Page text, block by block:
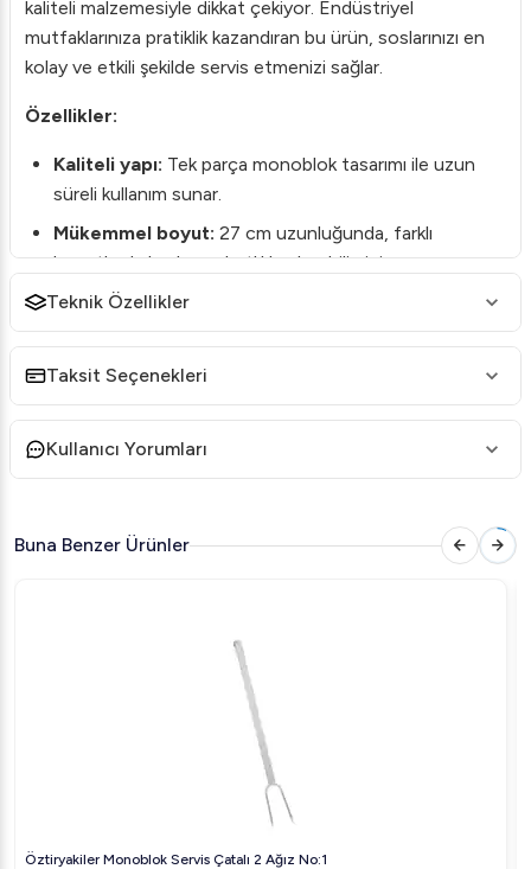
kaliteli malzemesiyle dikkat çekiyor. Endüstriyel
mutfaklarınıza pratiklik kazandıran bu ürün, soslarınızı en
kolay ve etkili şekilde servis etmenizi sağlar.
Özellikler:
Kaliteli yapı: Tek parça monoblok tasarımı ile uzun
süreli kullanım sunar.
Mükemmel boyut: 27 cm uzunluğunda, farklı
boyutlarda kaplara rahatlıkla ulaşabilirsiniz.
Ergonomik tasarım:
yandan tutuş özelliği ile konforlu bir deneyim sunar.
Kolay temizlik:Paslanmaz çelikten üretilmiş yapısı
sayesinde temizlemesi son derece basittir.
Endüstriyel mutfaklar ve profesyonel kullanıcılar için ideal
olan bu sos kaşığı, mutfakta verimliliğinizi artırmak için
ömürlü kullanımın keyfini çıkarın!
Teknik Özellikler
Taksit Seçenekleri
Kullanıcı Yorumları
Buna Benzer Ürünler
Öztiryakiler Monoblok Servis Çatalı 2 Ağız No:1